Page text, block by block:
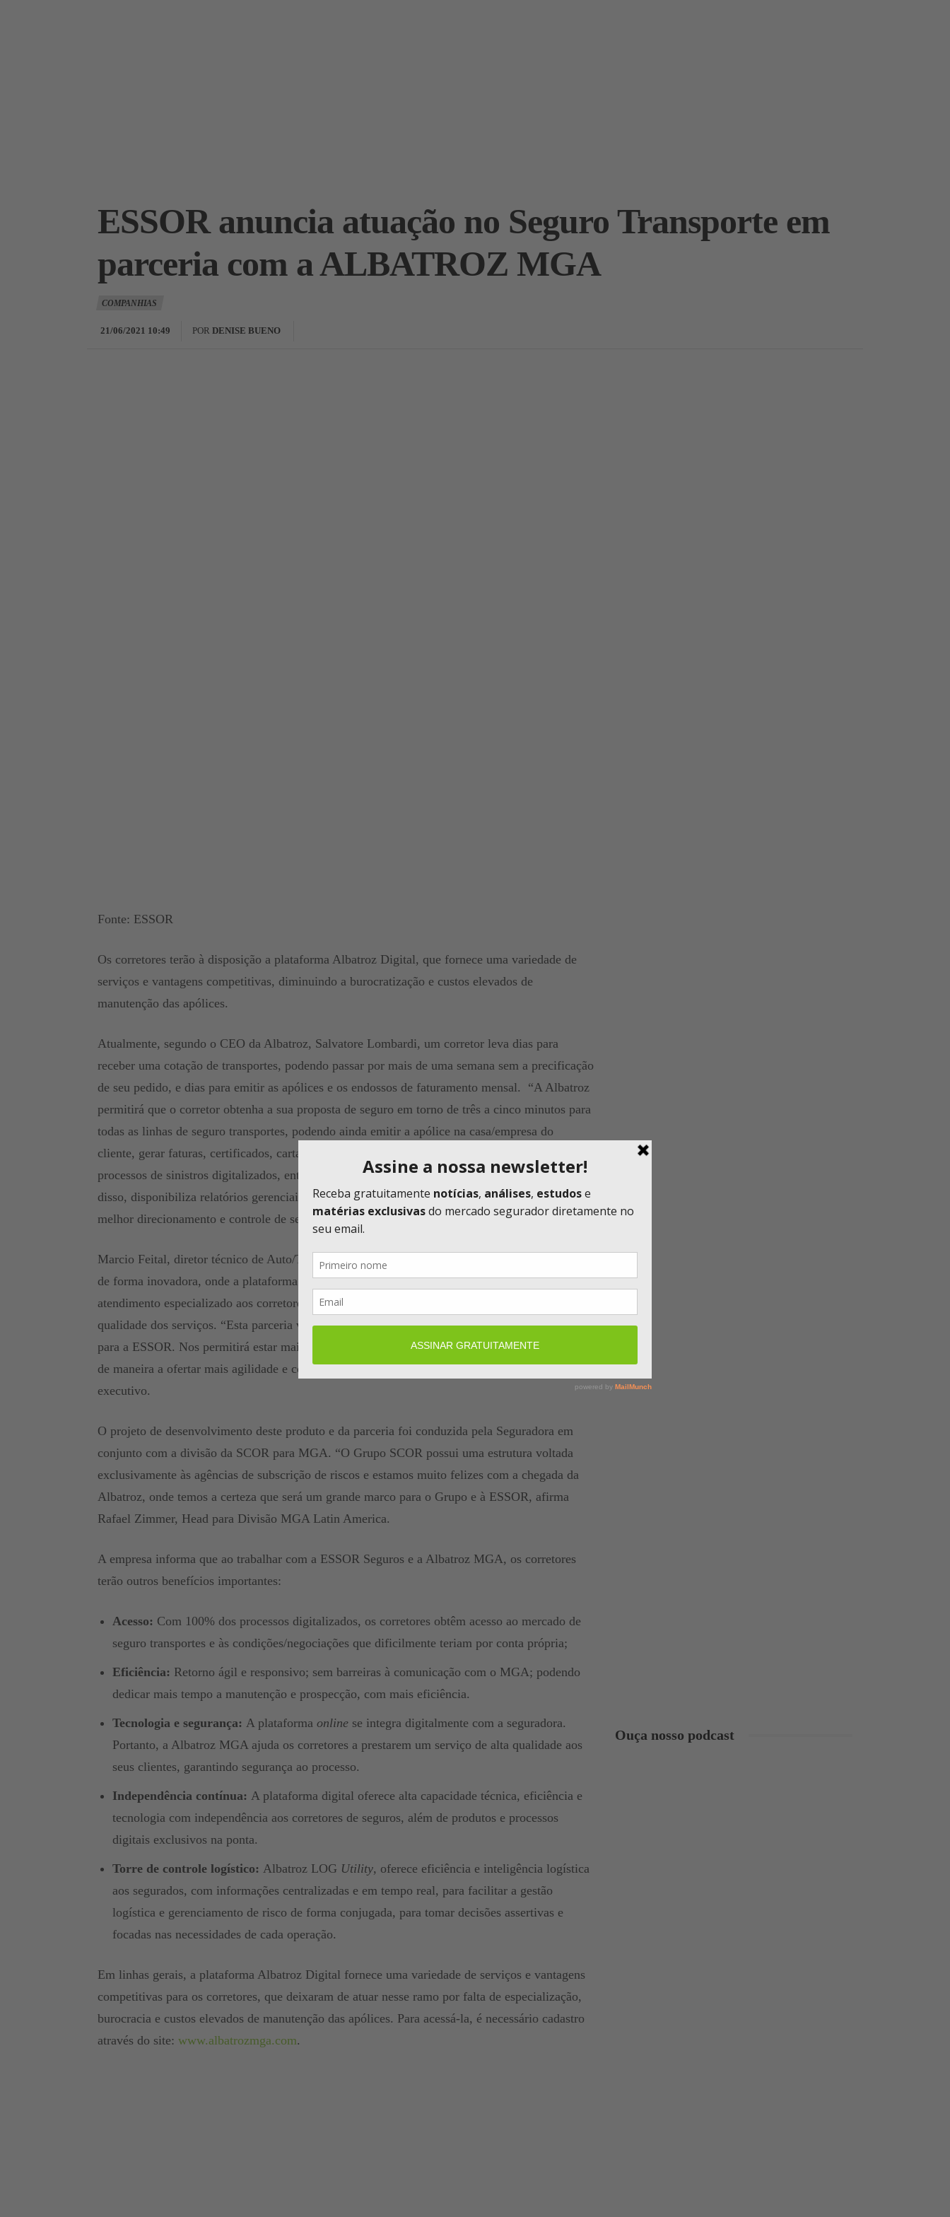
ESSOR anuncia atuação no Seguro Transporte em
parceria com a ALBATROZ MGA
COMPANHIAS
21/06/2021 10:49 POR DENISE BUENO
Fonte: ESSOR
Os corretores terão à disposição a plataforma Albatroz Digital, que fornece uma variedade de
serviços e vantagens competitivas, diminuindo a burocratização e custos elevados de
manutenção das apólices.
Atualmente, segundo o CEO da Albatroz, Salvatore Lombardi, um corretor leva dias para
receber uma cotação de transportes, podendo passar por mais de uma semana sem a precificação
de seu pedido, e dias para emitir as apólices e os endossos de faturamento mensal. “A Albatroz
permitirá que o corretor obtenha a sua proposta de seguro em torno de três a cinco minutos para
todas as linhas de seguro transportes, podendo ainda emitir a apólice na casa/empresa do
cliente, gerar faturas, certificados, cartas DDR, endossos, acompanhar prêmio pendentes,
processos de sinistros digitalizados, entre outros documentos pertinentes a operação. Além
disso, disponibiliza relatórios gerenciais de toda atividade desenvolvida na plataforma para
melhor direcionamento e controle de seus resultados”, explica o executivo.
Marcio Feital, diretor técnico de Auto/Transporte da Seguradora, aponta a importância de pensar
de forma inovadora, onde a plataforma digital permitirá uma capilaridade nacional e
atendimento especializado aos corretores de seguros, beneficiando os segurados com alta
qualidade dos serviços. “Esta parceria visa expansão e fortalecimento da carteira de transportes
para a ESSOR. Nos permitirá estar mais próximos de nossos corretores, parceiros e segurados,
de maneira a ofertar mais agilidade e cobertura para cada operação de transportes”, esclarece o
executivo.
O projeto de desenvolvimento deste produto e da parceria foi conduzida pela Seguradora em
conjunto com a divisão da SCOR para MGA. “O Grupo SCOR possui uma estrutura voltada
exclusivamente às agências de subscrição de riscos e estamos muito felizes com a chegada da
Albatroz, onde temos a certeza que será um grande marco para o Grupo e à ESSOR, afirma
Rafael Zimmer, Head para Divisão MGA Latin America.
A empresa informa que ao trabalhar com a ESSOR Seguros e a Albatroz MGA, os corretores
terão outros benefícios importantes:
Acesso: Com 100% dos processos digitalizados, os corretores obtêm acesso ao mercado de
seguro transportes e às condições/negociações que dificilmente teriam por conta própria;
Eficiência: Retorno ágil e responsivo; sem barreiras à comunicação com o MGA; podendo
dedicar mais tempo a manutenção e prospecção, com mais eficiência.
Tecnologia e segurança: A plataforma online se integra digitalmente com a seguradora.
Portanto, a Albatroz MGA ajuda os corretores a prestarem um serviço de alta qualidade aos
seus clientes, garantindo segurança ao processo.
Independência contínua: A plataforma digital oferece alta capacidade técnica, eficiência e
tecnologia com independência aos corretores de seguros, além de produtos e processos
digitais exclusivos na ponta.
Torre de controle logístico: Albatroz LOG Utility, oferece eficiência e inteligência logística
aos segurados, com informações centralizadas e em tempo real, para facilitar a gestão
logística e gerenciamento de risco de forma conjugada, para tomar decisões assertivas e
focadas nas necessidades de cada operação.
Em linhas gerais, a plataforma Albatroz Digital fornece uma variedade de serviços e vantagens
competitivas para os corretores, que deixaram de atuar nesse ramo por falta de especialização,
burocracia e custos elevados de manutenção das apólices. Para acessá-la, é necessário cadastro
através do site: www.albatrozmga.com.
Ouça nosso podcast